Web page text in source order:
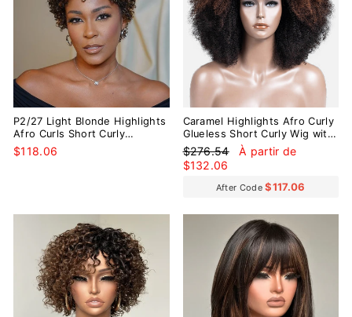
P2/27 Light Blonde Highlights
Afro Curls Short Curly
Glueless Wig
$118.06
Caramel Highlights Afro Curly
Glueless Short Curly Wig with
Bangs
Prix
régulier
$276.54
Prix
À partir de
$132.06
After Code$117.06